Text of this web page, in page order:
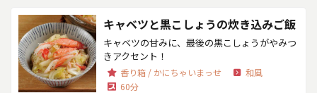
キャベツと黒こしょうの炊き込みご飯
キャベツの甘みに、最後の黒こしょうがやみつ
きアクセント！
香り箱 / かにちゃいまっせ
和風
60分